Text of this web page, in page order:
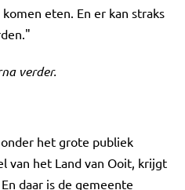
eten. En er kan straks
verder.
het grote publiek
van het Land van Ooit, krijgt
daar is de gemeente